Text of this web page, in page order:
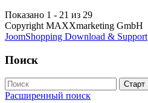
Показано 1 - 21 из 29
Copyright MAXXmarketing GmbH
JoomShopping Download & Support
Поиск
Расширенный поиск